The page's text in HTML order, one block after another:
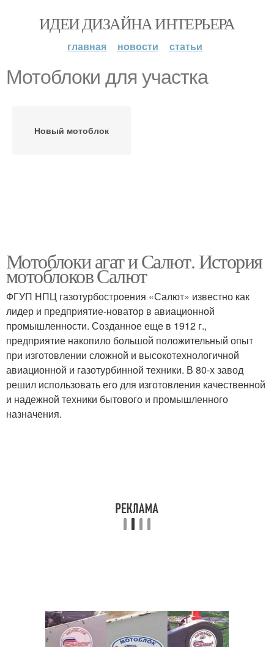
ИДЕИ ДИЗАЙНА ИНТЕРЬЕРА
главная новости статьи
Мотоблоки для участка
Новый мотоблок
Мотоблоки агат и Салют. История
мотоблоков Салют
ФГУП НПЦ газотурбостроения «Салют» известно как
лидер и предприятие-новатор в авиационной
промышленности. Созданное еще в 1912 г.,
предприятие накопило большой положительный опыт
при изготовлении сложной и высокотехнологичной
авиационной и газотурбинной техники. В 80-х завод
решил использовать его для изготовления качественной
и надежной техники бытового и промышленного
назначения.